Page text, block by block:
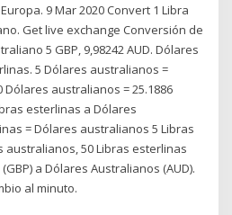
9 Mar 2020 Convert 1 Libra
Get live exchange Conversión de
5 GBP, 9,98242 AUD. Dólares
5 Dólares australianos =
Dólares australianos = 25.1886
esterlinas a Dólares
= Dólares australianos 5 Libras
australianos, 50 Libras esterlinas
a Dólares Australianos (AUD).
al minuto.